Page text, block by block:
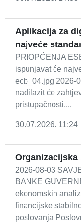
Aplikacija za
najveće
PRIOPĆENJA
ispunjavat će
ecb_04.jpg 2026-
nadilazit će
pristupačnosti....
30.07.2026. 11:24
Organizacijska
2026-08-03
BANKE
ekonomskih
financijske
poslovanja